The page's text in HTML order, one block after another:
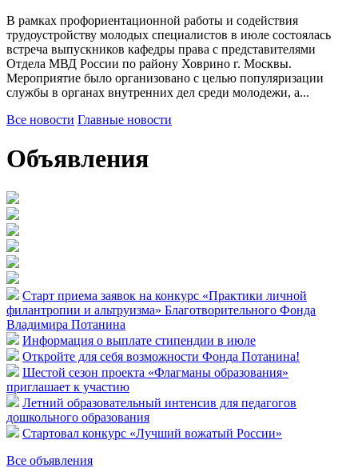
В рамках профориентационной работы и содействия
трудоустройству молодых специалистов в июле состоялась
встреча выпускников кафедры права с представителями
Отдела МВД России по району Ховрино г. Москвы.
Мероприятие было организовано с целью популяризации
службы в органах внутренних дел среди молодежи, а...
Все новости Главные новости
Объявления
Старт приема заявок на конкурс «Практики личной
филантропии и альтруизма» Благотворительного Фонда
Владимира Потанина
Информация о выплате стипендии в июле
Откройте для себя возможности Фонда Потанина!
Шестой сезон проекта «Флагманы образования»
приглашает к участию
Летний образовательный интенсив для педагогов
дошкольного образования
Стартовал конкурс «Лучший вожатый России»
Все объявления